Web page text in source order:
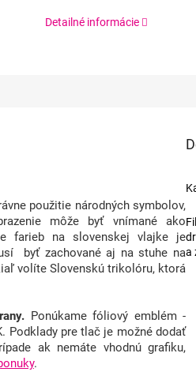
Detailné informácie
použitie národných symbolov,
môže byť vnímané ako
farieb na slovenskej vlajke je
byť zachované aj na stuhe na
volíte Slovenskú trikolóru, ktorá
Ponúkame fóliový emblém -
Podklady pre tlač je možné dodať
ak nemáte vhodnú grafiku,
.
a